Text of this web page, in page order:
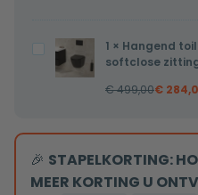
inclusief
softclose
zitting
zwart
48x36,5x36cm
Hangend
toilet
inclusief
softclose
zitting
1 × Hangend
softclose
€499,00€
🎉 STAPELKORTING:
MEER KORTING U